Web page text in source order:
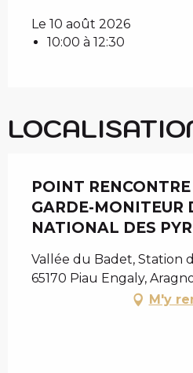
Le 10 août 2026
10:00 à 12:30
POINT RENCONTRE
GARDE-MONITEUR
NATIONAL DES
Vallée du Badet, Station
65170 Piau Engaly,
M'y